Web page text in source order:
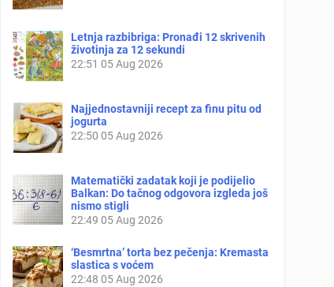
Letnja razbibriga: Pronađi 12 skrivenih
životinja za 12 sekundi
22:51 05 Aug 2026
Najjednostavniji recept za finu pitu od
jogurta
22:50 05 Aug 2026
Matematički zadatak koji je podijelio
Balkan: Do tačnog odgovora izgleda još
nismo stigli
22:49 05 Aug 2026
‘Besmrtna’ torta bez pečenja: Kremasta
slastica s voćem
22:48 05 Aug 2026